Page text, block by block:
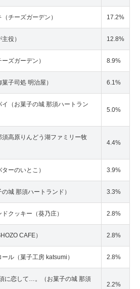
チーズガーデン） 17.2%
役） 12.8%
ズガーデン） 8.9%
子司処 明治屋） 6.1%
（お菓子の城 那須ハートラン
5.0%
高原りんどう湖ファミリー牧
4.4%
ーのいとこ） 3.9%
城 那須ハートランド） 3.3%
クッキー（葵乃庄） 2.8%
CAFE） 2.8%
ル（菓子工房 katsumi） 2.8%
に恋して…。（お菓子の城 那須
2.2%